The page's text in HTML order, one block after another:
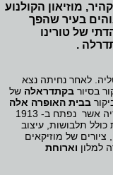
מוזיאון הקולנוע
בעיר שהפך
של טורינו
.
לאחר נחיתה נצא
בסיור בקתדראלה של
בבית האופרה אלה
, מוזיאון התיאטרון והספריה אשר נפתח ב- 1913
תלבושות, עיצוב
של מוזיקאים
למלון וארוחת